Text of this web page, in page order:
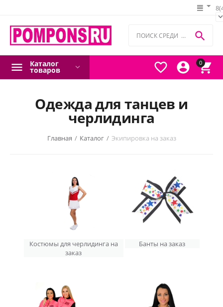
0




Каталог
товаров
Одежда для танцев и
черлидинга
Главная / Каталог / Экипировка на заказ
Костюмы для черлидинга на
заказ
Банты на заказ